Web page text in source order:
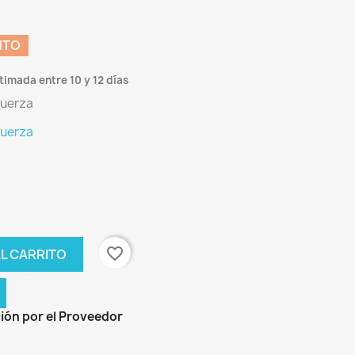
entre 10 y 12 días
CARRITO favorite_border
por el Proveedor